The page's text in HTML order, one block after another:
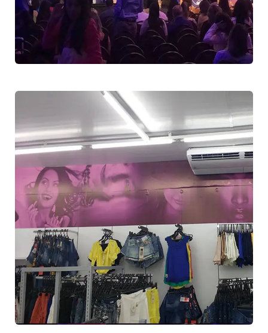
CBAEM 2023
Congresso
Loja Sensação
Comércio